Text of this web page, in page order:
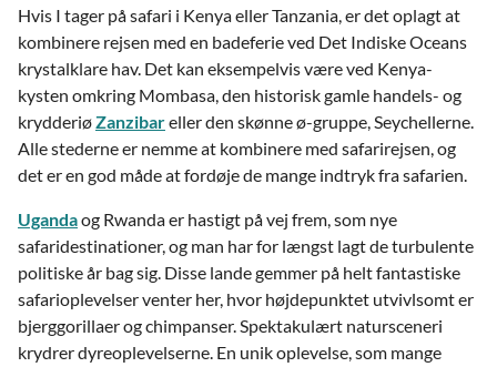
Hvis I tager på safari i Kenya eller Tanzania, er det oplagt at
kombinere rejsen med en badeferie ved Det Indiske Oceans
krystalklare hav. Det kan eksempelvis være ved Kenya-
kysten omkring Mombasa, den historisk gamle handels- og
krydderiøZanzibareller den skønne ø-gruppe, Seychellerne.
Alle stederne er nemme at kombinere med safarirejsen, og
det er en god måde at fordøje de mange indtryk fra safarien.
Ugandaog Rwanda er hastigt på vej frem, som nye
safaridestinationer, og man har for længst lagt de turbulente
politiske år bag sig. Disse lande gemmer på helt fantastiske
safarioplevelser venter her, hvor højdepunktet utvivlsomt er
bjerggorillaer og chimpanser. Spektakulært natursceneri
krydrer dyreoplevelserne. En unik oplevelse, som mange